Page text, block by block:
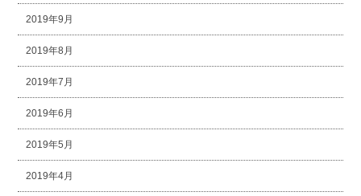
2019年9月
2019年8月
2019年7月
2019年6月
2019年5月
2019年4月